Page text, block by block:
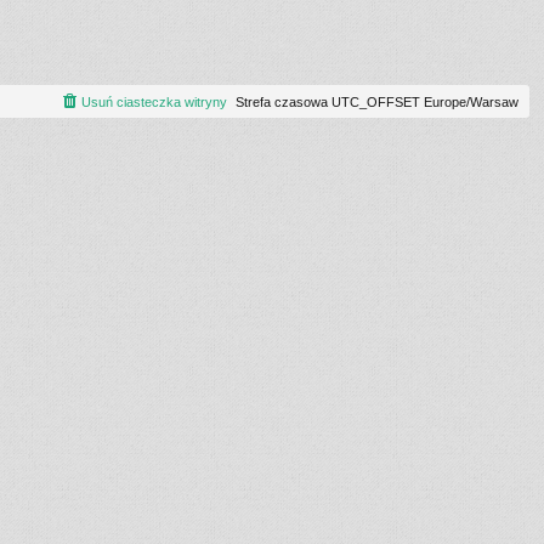
Strefa czasowa UTC_OFFSET Europe/Warsaw
Usuń ciasteczka witryny